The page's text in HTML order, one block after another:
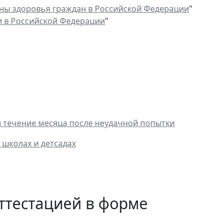
здоровья граждан в Российской Федерации"
Российской Федерации"
месяца после неудачной попытки
и детсадах
в форме